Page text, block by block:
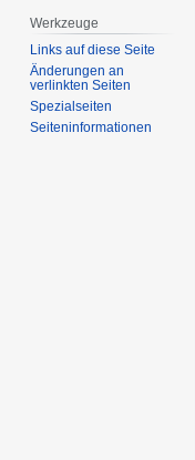
Werkzeuge
Links auf diese Seite
Änderungen an
verlinkten Seiten
Spezialseiten
Seiten­­informationen